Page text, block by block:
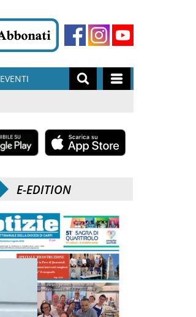
EVENTI
E-EDITION